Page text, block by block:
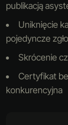
publikacją
Uniknięcie
pojedyncze
Skrócenie
Certyfikat
konkurencyjna